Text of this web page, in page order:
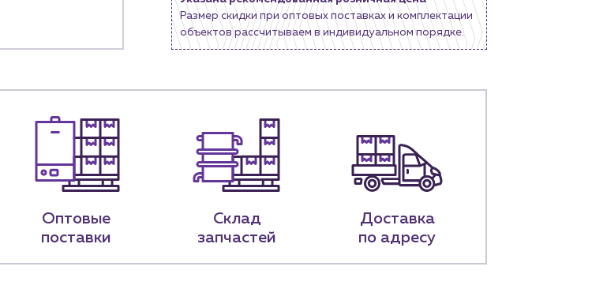
Блог
г. Краснодар, ул. Российская, 63
Размер скидки при оптовых поставках и комплектации
объектов рассчитываем в индивидуальном порядке.
Оптовые
поставки
Склад
запчастей
Доставка
по адресу